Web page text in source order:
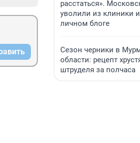
расстаться».
уволили из клиники
личном блоге
Сезон черники в
области: рецепт
штруделя за полчаса